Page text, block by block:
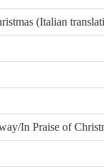
(Italian
In Praise of